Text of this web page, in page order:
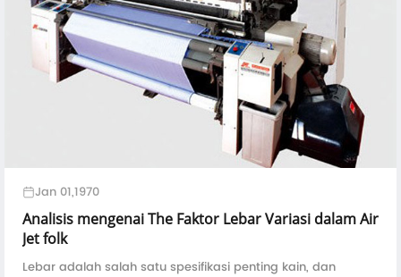
Jan 01,1970
Analisis mengenai The Faktor Lebar Variasi dalam Air
Jet folk
Lebar adalah salah satu spesifikasi penting kain, dan